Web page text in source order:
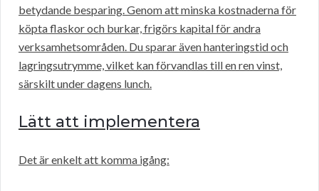
betydande besparing. Genom att minska kostnaderna för
köpta flaskor och burkar, frigörs kapital för andra
verksamhetsområden. Du sparar även hanteringstid och
lagringsutrymme, vilket kan förvandlas till en ren vinst,
särskilt under dagens lunch.
Lätt att implementera
Det är enkelt att komma igång: